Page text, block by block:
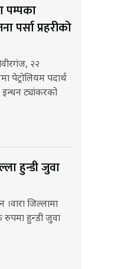
पम्पका
पर्सा प्रहरीको
२२
पेट्रोलियम पदार्थ
ट्यांकरको
हुन्डी जुवा
।वारा जिल्लामा
हुन्डी जुवा